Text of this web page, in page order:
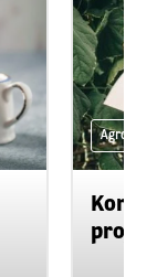
Agro na